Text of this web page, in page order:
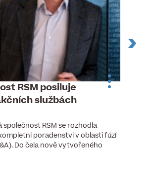
RSM posiluje
službách
společnost RSM se rozhodla
poradenství v oblasti fúzí
Do čela nově vytvořeného